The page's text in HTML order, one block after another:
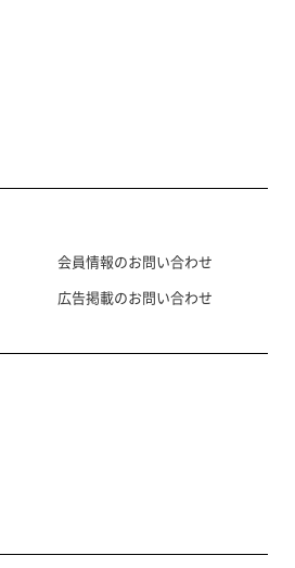
会員情報のお問い合わせ
広告掲載のお問い合わせ